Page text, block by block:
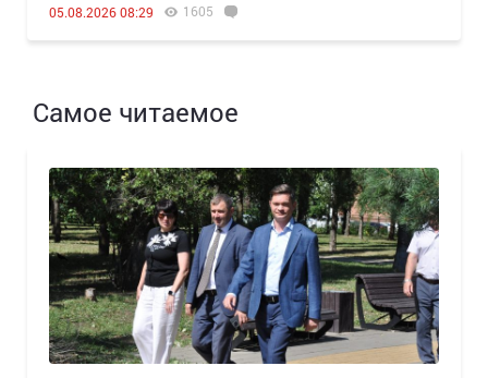
05.08.2026 08:29 1605
Самое читаемое